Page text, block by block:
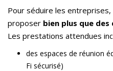
Pour séduire les
proposer bien plus que
Les prestations attendues
des espaces de réunion
Fi sécurisé)